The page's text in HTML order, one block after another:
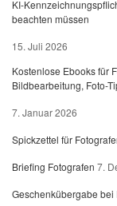
KI-
beachten müssen
15. Juli 2026
Kostenlose Ebooks für
Bildbearbeitung, Foto-
7. Januar 2026
Spickzettel für
Briefing Fotografen 7.
Geschenkübergabe bei